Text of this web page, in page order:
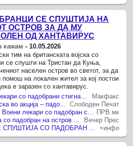
СЕ СПУШТИЈА НА
ОСТРОВ ЗА ДА МУ
ОД ХАНТАВИРУС
кажам - 10.05.2026
тим на британската војска со
се спушти на Тристан да Куња,
населен остров во светот, за да
на локален жител за кој постои
е заразен со хантавирус.
Макфакс
Слободен Печат
ПРВ.мк
Вечер Прес
+инфо